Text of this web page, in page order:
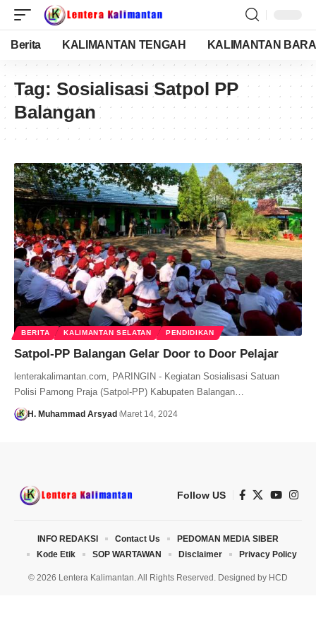
Berita KALIMANTAN TENGAH KALIMANTAN
Tag: Sosialisasi Satpol PP
Balangan
BERITA KALIMANTAN SELATAN PENDIDIKAN
Satpol-PP Balangan Gelar Door to Door Pelajar
lenterakalimantan.com, PARINGIN - Kegiatan Sosialisasi Satuan
Polisi Pamong Praja (Satpol-PP) Kabupaten Balangan…
H. Muhammad Arsyad Maret 14, 2024
Follow US
© 2026 Lentera Kalimantan. All Rights Reserved. Designed by HCD
INFO REDAKSI Contact Us
PEDOMAN MEDIA SIBER
Kode Etik
SOP WARTAWAN Disclaimer Privacy Policy